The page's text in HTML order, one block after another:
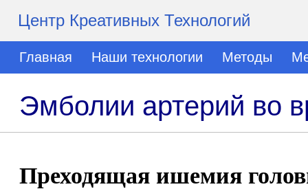
Центр Креативных Технологий
Главная Наши технологии Методы
Эмболии артерий во
Преходящая ишемия